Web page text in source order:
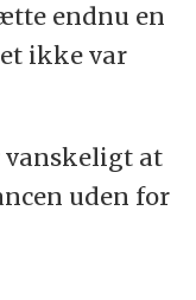
endnu en
ikke var
vanskeligt at
uden for